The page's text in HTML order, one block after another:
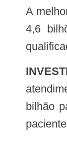
A melhoria e expansão do atendimento da população é resultado das ações adotadas nesta gestão, que gerou economia de R$
4,6
bilhão